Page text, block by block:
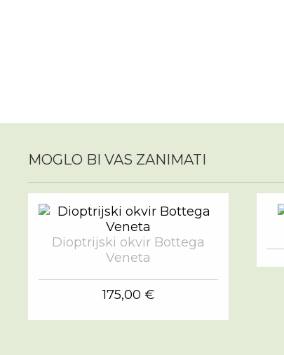
MOGLO BI VAS ZANIMATI
Dioptrijski okvir Bottega
Veneta
175,00 €